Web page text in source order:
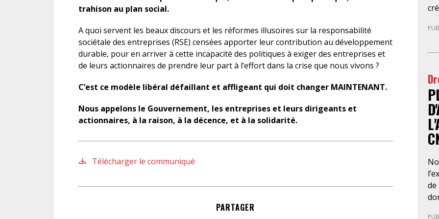
trahison au plan social.
A quoi servent les beaux discours et les réformes illusoires sur la responsabilité
sociétale des entreprises (RSE) censées apporter leur contribution au développement
durable, pour en arriver à cette incapacité des politiques à exiger des entreprises et
de leurs actionnaires de prendre leur part à l’effort dans la crise que nous vivons ?
C’est ce modèle libéral défaillant et affligeant qui doit changer MAINTENANT.
Nous appelons le Gouvernement, les entreprises et leurs dirigeants et
actionnaires, à la raison, à la décence, et à la solidarité.
Télécharger le communiqué
PARTAGER
et
de